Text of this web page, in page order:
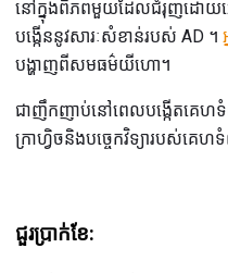
នៅក្នុងពិភពមួយដែលជំរុញដោយអេ
បង្កើននូវសារៈសំខាន់របស់ AD ។
បង្ហាញពីសមធម៌យីហោ។
ជាញឹកញាប់នៅពេលបង្កើតគេហទំព័
ក្រាហ្វិចនិងបច្ចេកវិទ្យារបស់គេ
ជួរប្រាក់ខែ: